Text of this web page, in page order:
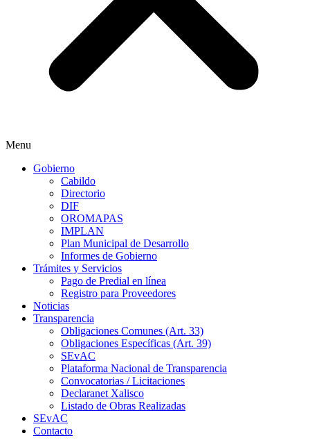
Menu
Gobierno
Cabildo
Directorio
DIF
OROMAPAS
IMPLAN
Plan Municipal de Desarrollo
Informes de Gobierno
Trámites y Servicios
Pago de Predial en línea
Registro para Proveedores
Noticias
Transparencia
Obligaciones Comunes (Art. 33)
Obligaciones Específicas (Art. 39)
SEvAC
Plataforma Nacional de Transparencia
Convocatorias / Licitaciones
Declaranet Xalisco
Listado de Obras Realizadas
SEvAC
Contacto